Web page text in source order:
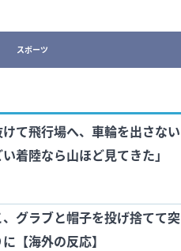
スポーツ
て飛行場へ、車輪を出さない
着陸なら山ほど見てきた」
グラブと帽子を投げ捨てて突
【海外の反応】